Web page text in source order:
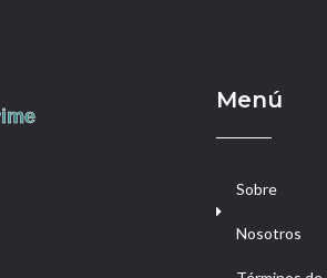
Menú
Sobre
Nosotros